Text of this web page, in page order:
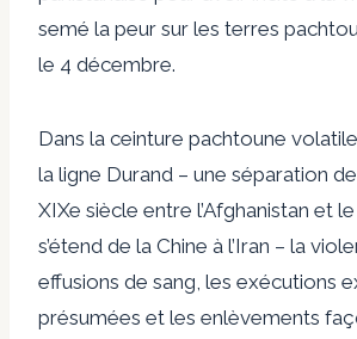
semé la peur sur les terres
le 4 décembre.
Dans la ceinture pachtoune
la ligne Durand – une séparation
XIXe siècle entre l’Afghanistan et
s’étend de la Chine à l’Iran – la
effusions de sang, les exécutions
présumées et les enlèvements